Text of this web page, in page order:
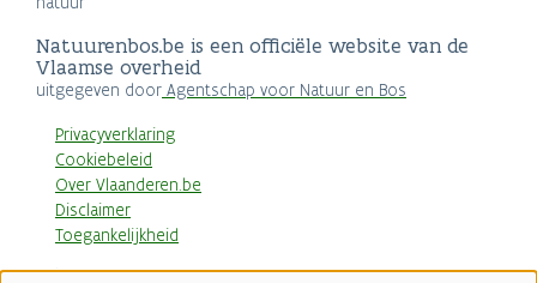
Natuurenbos.be is een officiële website van de
Vlaamse overheid
uitgegeven door Agentschap voor Natuur en Bos
Privacyverklaring
Cookiebeleid
Over Vlaanderen.be
Disclaimer
Toegankelijkheid